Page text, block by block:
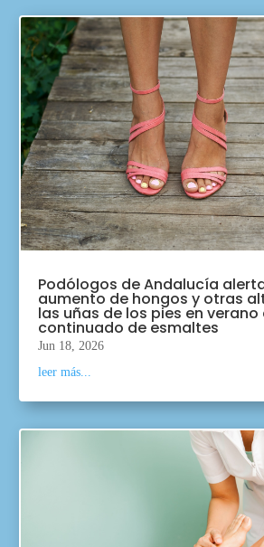
Podólogos de Andalucía
aumento de hongos y otras
las uñas de los pies en
continuado de esmaltes
Jun 18, 2026
leer más...